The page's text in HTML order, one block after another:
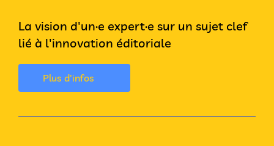
La vision d'un·e expert·e sur un sujet clef
lié à l'innovation éditoriale
Plus d'infos